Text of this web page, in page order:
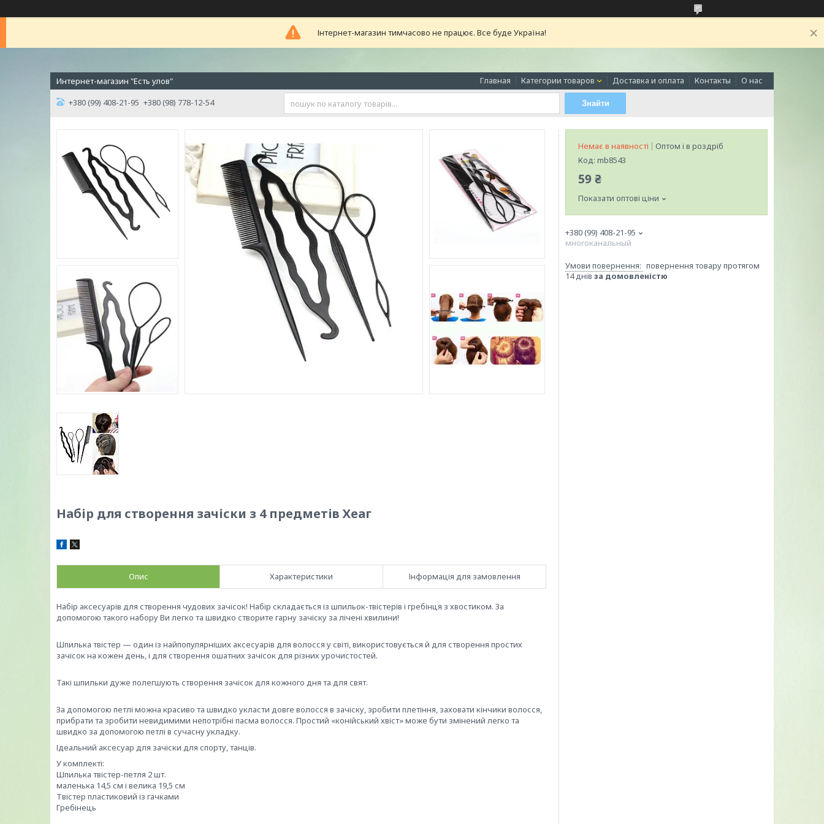
Інтернет-магазин тимчасово не працює. Все буде Україна!
Интернет-магазин "Есть улов" Главная Категории товаров Доставка и оплата Контакты О нас
+380 (99) 408-21-95 +380 (98) 778-12-54 Знайти
Набір для створення зачіски з 4 предметів Хеаг
Опис Характеристики Інформація для замовлення
Набір аксесуарів для створення чудових зачісок! Набір складається із шпильок-твістерів і гребінця з хвостиком. За
допомогою такого набору Ви легко та швидко створите гарну зачіску за лічені хвилини!
Шпилька твістер — один із найпопулярніших аксесуарів для волосся у світі, використовується й для створення простих
зачісок на кожен день, і для створення ошатних зачісок для різних урочистостей.
Такі шпильки дуже полегшують створення зачісок для кожного дня та для свят.
За допомогою петлі можна красиво та швидко укласти довге волосся в зачіску, зробити плетіння, заховати кінчики волосся,
прибрати та зробити невидимими непотрібні пасма волосся. Простий «конійський хвіст» може бути змінений легко та
швидко за допомогою петлі в сучасну укладку.
Ідеальний аксесуар для зачіски для спорту, танців.
У комплекті:
Шпилька твістер-петля 2 шт.
маленька 14,5 см і велика 19,5 см
Твістер пластиковий із гачками
Гребінець
Немає в наявності
Оптом і в роздріб
Код: mb8543
59 ₴
Показати оптові ціни
+380 (99) 408-21-95
многоканальный
повернення товару протягом
14 днів за домовленістю